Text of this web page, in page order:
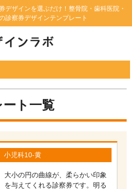
デザインを選ぶだけ！整骨院・歯科医院・
診察券デザインテンプレート
ト一覧
小児科10-黄
大小の円の曲線が、柔らかい印象
を与えてくれる診察券です。明る